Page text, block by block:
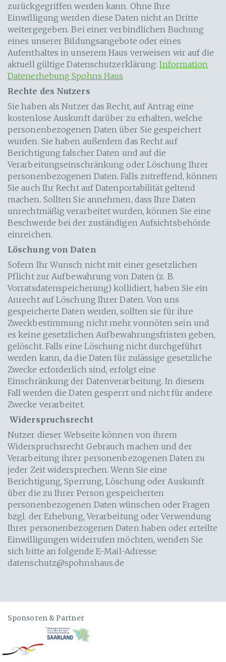
zurückgegriffen werden kann. Ohne Ihre
Einwilligung werden diese Daten nicht an Dritte
weitergegeben. Bei einer verbindlichen Buchung
eines unserer Bildungsangebote oder eines
Aufenthaltes in unserem Haus verweisen wir auf die
aktuell gültige Datenschutzerklärung:Information
Datenerhebung Spohns Haus
Rechte des Nutzers
Sie haben als Nutzer das Recht, auf Antrag eine
kostenlose Auskunft darüber zu erhalten, welche
personenbezogenen Daten über Sie gespeichert
wurden. Sie haben außerdem das Recht auf
Berichtigung falscher Daten und auf die
Verarbeitungseinschränkung oder Löschung Ihrer
personenbezogenen Daten. Falls zutreffend, können
Sie auch Ihr Recht auf Datenportabilität geltend
machen. Sollten Sie annehmen, dass Ihre Daten
unrechtmäßig verarbeitet wurden, können Sie eine
Beschwerde bei der zuständigen Aufsichtsbehörde
einreichen.
Löschung von Daten
Sofern Ihr Wunsch nicht mit einer gesetzlichen
Pflicht zur Aufbewahrung von Daten (z. B.
Vorratsdatenspeicherung) kollidiert, haben Sie ein
Anrecht auf Löschung Ihrer Daten. Von uns
gespeicherte Daten werden, sollten sie für ihre
Zweckbestimmung nicht mehr vonnöten sein und
es keine gesetzlichen Aufbewahrungsfristen geben,
gelöscht. Falls eine Löschung nicht durchgeführt
werden kann, da die Daten für zulässige gesetzliche
Zwecke erforderlich sind, erfolgt eine
Einschränkung der Datenverarbeitung. In diesem
Fall werden die Daten gesperrt und nicht für andere
Zwecke verarbeitet.
Widerspruchsrecht
Nutzer dieser Webseite können von ihrem
Widerspruchsrecht Gebrauch machen und der
Verarbeitung ihrer personenbezogenen Daten zu
jeder Zeit widersprechen. Wenn Sie eine
Berichtigung, Sperrung, Löschung oder Auskunft
über die zu Ihrer Person gespeicherten
personenbezogenen Daten wünschen oder Fragen
bzgl. der Erhebung, Verarbeitung oder Verwendung
Ihrer personenbezogenen Daten haben oder erteilte
Einwilligungen widerrufen möchten, wenden Sie
sich bitte an folgende E-Mail-Adresse:
datenschutz@spohnshaus.de
Sponsoren & Partner